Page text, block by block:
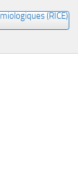
(RICE)